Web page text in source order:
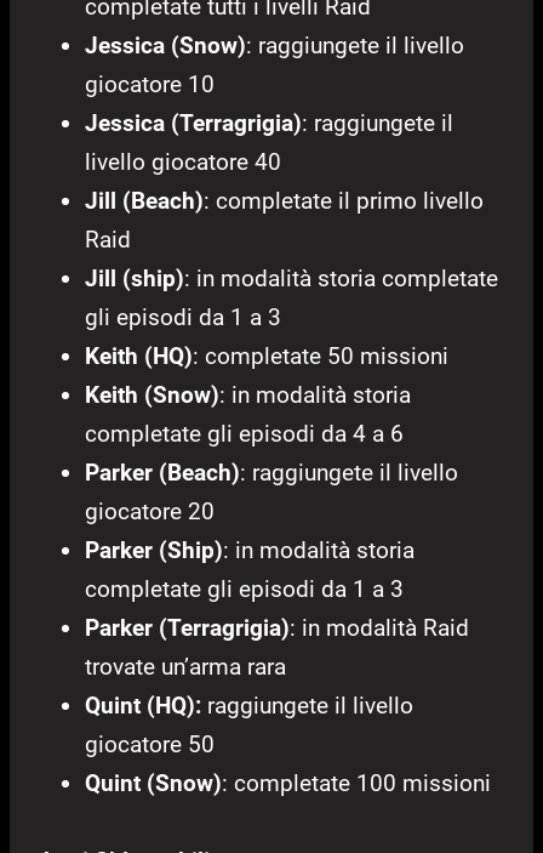
completate tutti i livelli Raid
Jessica (Snow): raggiungete il livello
giocatore 10
Jessica (Terragrigia): raggiungete il
livello giocatore 40
Jill (Beach): completate il primo livello
Raid
Jill (ship): in modalità storia completate
gli episodi da 1 a 3
Keith (HQ): completate 50 missioni
Keith (Snow): in modalità storia
completate gli episodi da 4 a 6
Parker (Beach): raggiungete il livello
giocatore 20
Parker (Ship): in modalità storia
completate gli episodi da 1 a 3
Parker (Terragrigia): in modalità Raid
trovate un’arma rara
Quint (HQ): raggiungete il livello
giocatore 50
Quint (Snow): completate 100 missioni